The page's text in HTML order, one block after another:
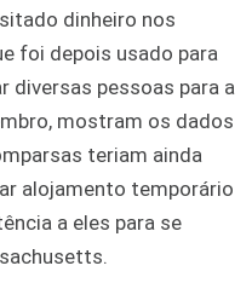
dinheiro nos
foi depois usado para
diversas pessoas para a
mostram os dados
teriam ainda
alojamento temporário
a eles para se